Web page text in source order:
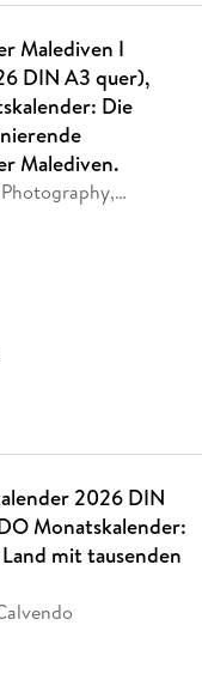
Malediven I
DIN A3 quer),
Die
Malediven.
2026 DIN
Monatskalender:
mit tausenden